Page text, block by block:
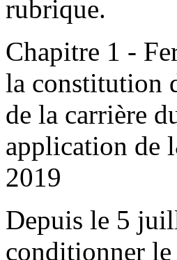
rubrique.
Chapitre 1 -
la constitution
de la carrière
application de
2019
Depuis le 5
conditionner le